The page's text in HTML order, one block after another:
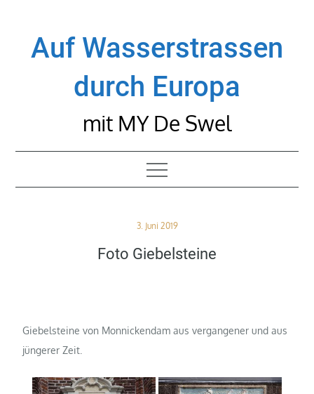
contentAuf Wasserstrassen
durch Europa
mit MY De Swel
Posted
3. Juni 2019
Foto Giebelsteine
Giebelsteine von Monnickendam aus vergangener und aus
jüngerer Zeit.